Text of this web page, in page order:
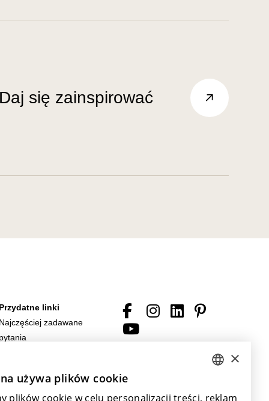
Daj się zainspirować
Przydatne linki
Najczęściej zadawane
Dzięki wsparciu ze strony
ENGLISH
×
używa plików cookie
plików cookie w celu personalizacji treści, reklam